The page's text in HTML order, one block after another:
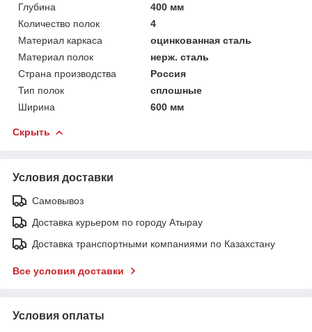
Глубина
400 мм
Количество полок
4
Материал каркаса
оцинкованная сталь
Материал полок
нерж. сталь
Страна производства
Россия
Тип полок
сплошные
Ширина
600 мм
Скрыть
Условия доставки
Самовывоз
Доставка курьером по городу Атырау
Доставка транспортными компаниями по Казахстану
Все условия доставки
Условия оплаты